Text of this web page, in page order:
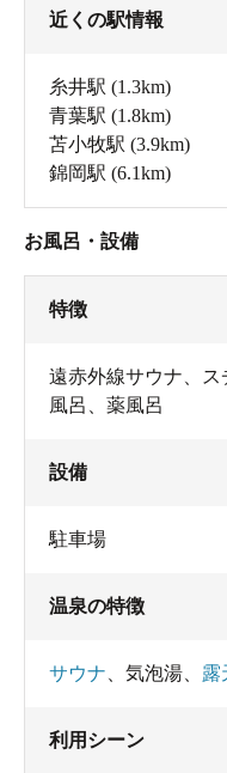
近くの駅情報
糸井駅 (1.3km)
青葉駅 (1.8km)
苫小牧駅 (3.9km)
錦岡駅 (6.1km)
お風呂・設備
特徴
遠赤外線サウナ、
風呂、薬風呂
設備
駐車場
温泉の特徴
サウナ 気泡湯 露
利用シーン